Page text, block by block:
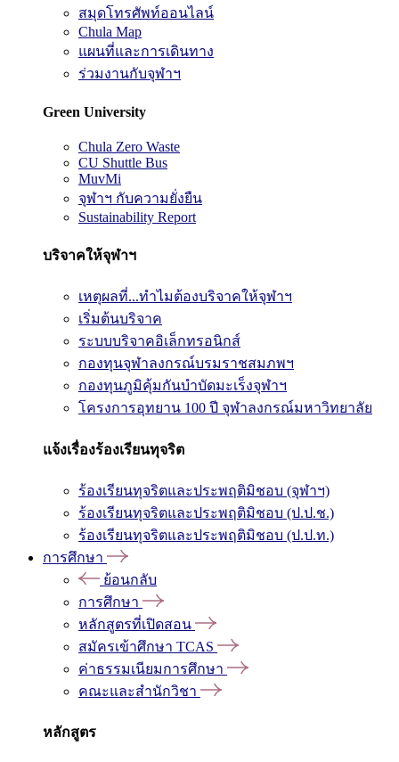
สมุดโทรศัพท์ออนไลน์
Chula Map
แผนที่และการเดินทาง
ร่วมงานกับจุฬาฯ
Green University
Chula Zero Waste
CU Shuttle Bus
MuvMi
จุฬาฯ กับความยั่งยืน
Sustainability Report
บริจาคให้จุฬาฯ
เหตุผลที่...ทำไมต้องบริจาคให้จุฬาฯ
เริ่มต้นบริจาค
ระบบบริจาคอิเล็กทรอนิกส์
กองทุนจุฬาลงกรณ์บรมราชสมภพฯ
กองทุนภูมิคุ้มกันบำบัดมะเร็งจุฬาฯ
โครงการอุทยาน 100 ปี จุฬาลงกรณ์มหาวิทยาลัย
แจ้งเรื่องร้องเรียนทุจริต
ร้องเรียนทุจริตและประพฤติมิชอบ (จุฬาฯ)
ร้องเรียนทุจริตและประพฤติมิชอบ (ป.ป.ช.)
ร้องเรียนทุจริตและประพฤติมิชอบ (ป.ป.ท.)
การศึกษา
ย้อนกลับ
การศึกษา
หลักสูตรที่เปิดสอน
สมัครเข้าศึกษา TCAS
ค่าธรรมเนียมการศึกษา
คณะและสำนักวิชา
หลักสูตร